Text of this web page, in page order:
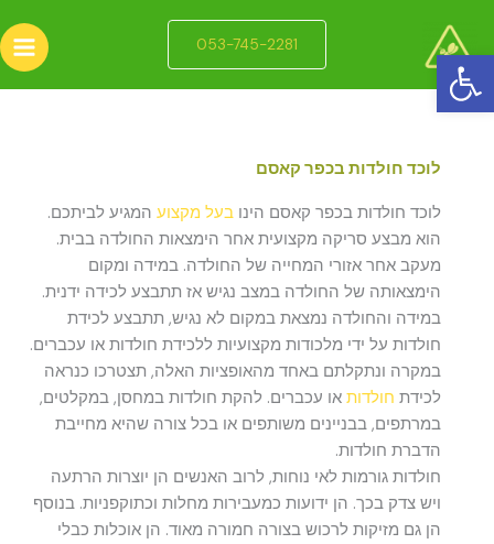
פתח סרגל נגישות
לתוכן
053-745-2281
לוכד חולדות בכפר קאסם
לוכד חולדות בכפר קאסם הינו בעל מקצוע המגיע לביתכם.
הוא מבצע סריקה מקצועית אחר הימצאות החולדה בבית.
מעקב אחר אזורי המחייה של החולדה. במידה ומקום
הימצאותה של החולדה במצב נגיש אז תתבצע לכידה ידנית.
במידה והחולדה נמצאת במקום לא נגיש, תתבצע לכידת
חולדות על ידי מלכודות מקצועיות ללכידת חולדות או עכברים.
במקרה ונתקלתם באחד מהאופציות האלה, תצטרכו כנראה
לכידת חולדות או עכברים. להקת חולדות במחסן, במקלטים,
במרתפים, בבניינים משותפים או בכל צורה שהיא מחייבת
הדברת חולדות.
חולדות גורמות לאי נוחות, לרוב האנשים הן יוצרות הרתעה
ויש צדק בכך. הן ידועות כמעבירות מחלות וכתוקפניות. בנוסף
הן גם מזיקות לרכוש בצורה חמורה מאוד. הן אוכלות כבלי